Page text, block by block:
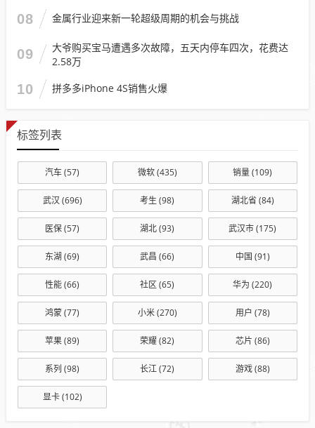
08 金属行业迎来新一轮超级周期的机会与挑战
09
大爷购买宝马遭遇多次故障，五天内停车四次，花费达
2.58万
10 拼多多iPhone 4S销售火爆
标签列表
汽车(57) 微软(435) 销量(109)
武汉 (696) 考生 (98) 湖北省 (84)
医保(57) 湖北(93) 武汉市(175)
东湖 (69) 武昌 (66) 中国 (91)
性能(66) 社区 (65) 华为 (220)
鸿蒙(77) 小米(270) 用户 (78)
苹果(89) 荣耀(82) 芯片 (86)
系列 (98) 长江(72) 游戏(88)
显卡(102)